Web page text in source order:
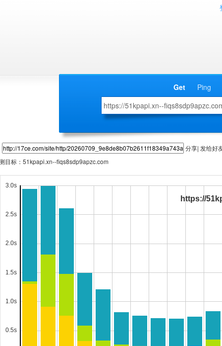
Get Ping
分享| 发给好
目标： 51kpapi.xn--fiqs8sdp9apzc.com